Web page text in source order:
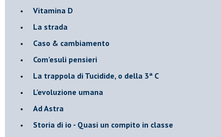
Vitamina D
La strada
Caso & cambiamento
Com'esuli pensieri
La trappola di Tucidide, o della 3ª C
L'evoluzione umana
Ad Astra
Storia di io - Quasi un compito in classe